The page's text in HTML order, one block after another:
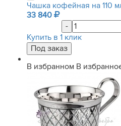
Чашка кофейная на 110
33 840
-
Купить в 1 клик
В избранном В